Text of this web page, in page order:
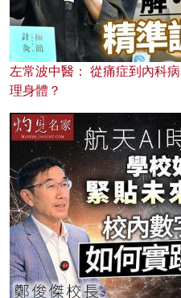
左常波中醫： 從痛症到內科
理身體？